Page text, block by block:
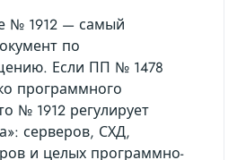
№ 1912 — самый
по
Если ПП № 1478
программного
№ 1912 регулирует
серверов, СХД,
и целых программно-